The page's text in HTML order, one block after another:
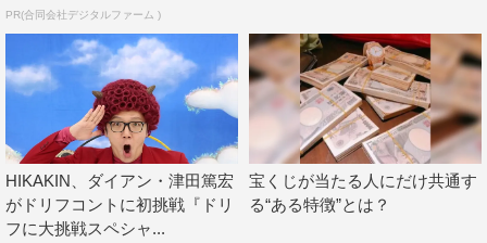
PR(合同会社デジタルファーム )
HIKAKIN、ダイアン・津田篤宏
がドリフコントに初挑戦『ドリ
フに大挑戦スペシャ...
宝くじが当たる人にだけ共通す
る“ある特徴”とは？